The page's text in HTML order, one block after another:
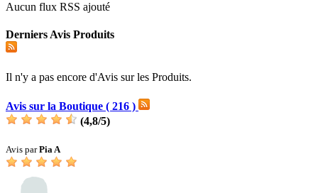
Aucun flux RSS ajouté
Derniers Avis Produits
Il n'y a pas encore d'Avis sur les Produits.
Avis sur la Boutique ( 216 )
(4,8/5)
Avis parPia A